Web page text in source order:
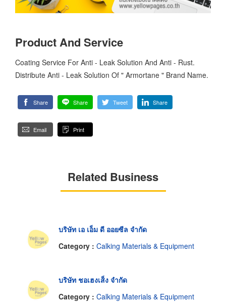
Product And Service
Coating Service For Anti - Leak Solution And Anti - Rust.
Distribute Anti - Leak Solution Of " Armortane " Brand Name.
Share Share Tweet Share
Email Print
Related Business
บริษัท เอ เอ็ม ดี ออยซีล จำกัด
Category : Calking Materials & Equipment
บริษัท ชอเฮงเส็ง จำกัด
Category : Calking Materials & Equipment